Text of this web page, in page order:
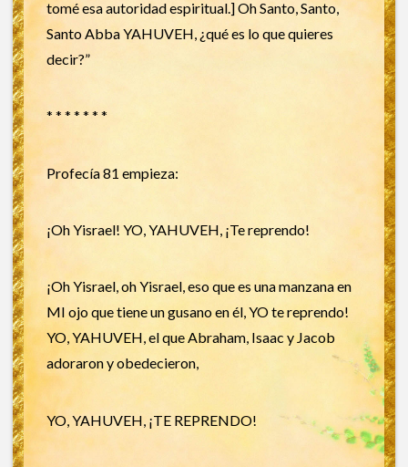
tomé esa autoridad espiritual.] Oh Santo, Santo,
Santo Abba YAHUVEH, ¿qué es lo que quieres
decir?”
* * * * * * *
Profecía 81 empieza:
¡Oh Yisrael! YO, YAHUVEH, ¡Te reprendo!
¡Oh Yisrael, oh Yisrael, eso que es una manzana en
MI ojo que tiene un gusano en él, YO te reprendo!
YO, YAHUVEH, el que Abraham, Isaac y Jacob
adoraron y obedecieron,
YO, YAHUVEH, ¡TE REPRENDO!